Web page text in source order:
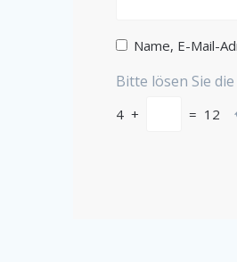
Name, E-Mail-
Bitte lösen Sie
4 + = 12